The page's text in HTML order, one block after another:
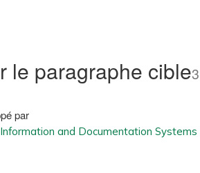
le paragraphe cible3
par